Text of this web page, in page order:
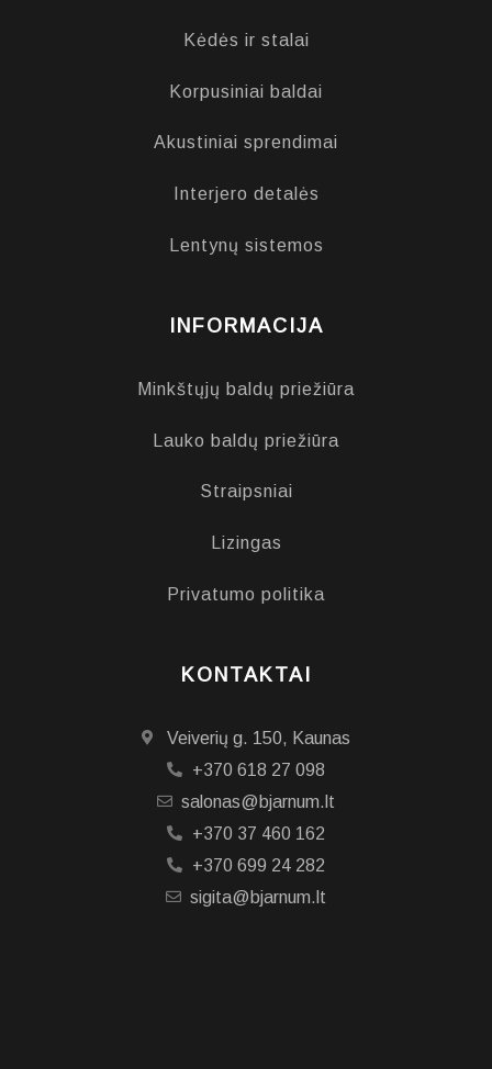
Kėdės ir stalai
Korpusiniai baldai
Akustiniai sprendimai
Interjero detalės
Lentynų sistemos
INFORMACIJA
Minkštųjų baldų priežiūra
Lauko baldų priežiūra
Straipsniai
Lizingas
Privatumo politika
KONTAKTAI
Veiverių g. 150, Kaunas
+370 618 27 098
salonas@bjarnum.lt
+370 37 460 162
+370 699 24 282
sigita@bjarnum.lt